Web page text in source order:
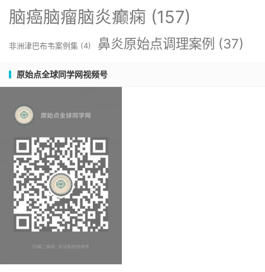
脑癌脑瘤脑炎癫痫 (157)
非洲津巴布韦案例集 (4) 鼻炎原始点调理案例 (37)
原始点全球同学网视频号